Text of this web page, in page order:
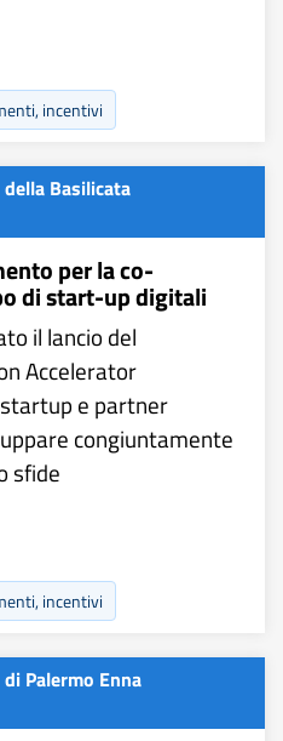
incentivi
Basilicata
per la co-
di start-up digitali
il lancio del
Accelerator
e partner
congiuntamente
sfide
incentivi
Palermo Enna